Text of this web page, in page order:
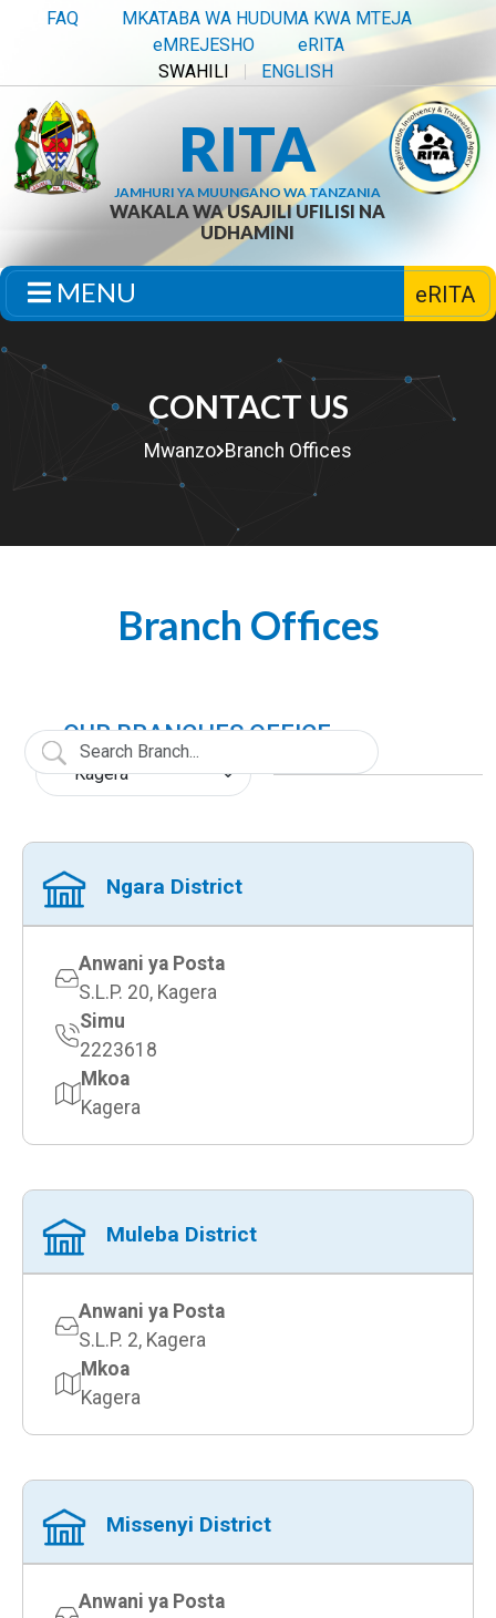
FAQ
MKATABA WA HUDUMA KWA MTEJA
eMREJESHO
eRITA
SWAHILI
ENGLISH
RITA
JAMHURI YA MUUNGANO WA TANZANIA
WAKALA WA USAJILI UFILISI NA
UDHAMINI
MENU eRITA
CONTACT US
Mwanzo Branch Offices
Branch Offices
OUR BRANCHES OFFICE
Ngara District
Anwani ya Posta
S.L.P. 20, Kagera
Simu
2223618
Mkoa
Kagera
Muleba District
Anwani ya Posta
S.L.P. 2, Kagera
Mkoa
Kagera
Missenyi District
Anwani ya Posta